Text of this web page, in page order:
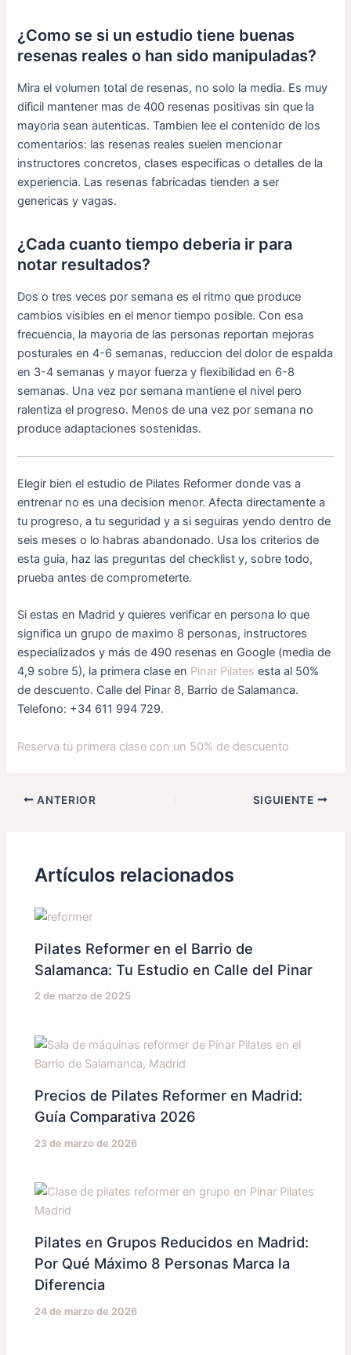
¿Como se si un estudio tiene buenas
resenas reales o han sido manipuladas?
Mira el volumen total de resenas, no solo la media. Es muy
dificil mantener mas de 400 resenas positivas sin que la
mayoria sean autenticas. Tambien lee el contenido de los
comentarios: las resenas reales suelen mencionar
instructores concretos, clases especificas o detalles de la
experiencia. Las resenas fabricadas tienden a ser
genericas y vagas.
¿Cada cuanto tiempo deberia ir para
notar resultados?
Dos o tres veces por semana es el ritmo que produce
cambios visibles en el menor tiempo posible. Con esa
frecuencia, la mayoria de las personas reportan mejoras
posturales en 4-6 semanas, reduccion del dolor de espalda
en 3-4 semanas y mayor fuerza y flexibilidad en 6-8
semanas. Una vez por semana mantiene el nivel pero
ralentiza el progreso. Menos de una vez por semana no
produce adaptaciones sostenidas.
Elegir bien el estudio de Pilates Reformer donde vas a
entrenar no es una decision menor. Afecta directamente a
tu progreso, a tu seguridad y a si seguiras yendo dentro de
seis meses o lo habras abandonado. Usa los criterios de
esta guia, haz las preguntas del checklist y, sobre todo,
prueba antes de comprometerte.
Si estas en Madrid y quieres verificar en persona lo que
significa un grupo de maximo 8 personas, instructores
especializados y más de 490 resenas en Google (media de
4,9 sobre 5), la primera clase en Pinar Pilates esta al 50%
de descuento. Calle del Pinar 8, Barrio de Salamanca.
Telefono: +34 611 994 729.
Reserva tu primera clase con un 50% de descuento
ANTERIOR SIGUIENTE
Artículos relacionados
Pilates Reformer en el Barrio de
Salamanca: Tu Estudio en Calle del Pinar
2 de marzo de 2025
Precios de Pilates Reformer en Madrid:
Guía Comparativa 2026
23 de marzo de 2026
Pilates en Grupos Reducidos en Madrid:
Por Qué Máximo 8 Personas Marca la
Diferencia
24 de marzo de 2026